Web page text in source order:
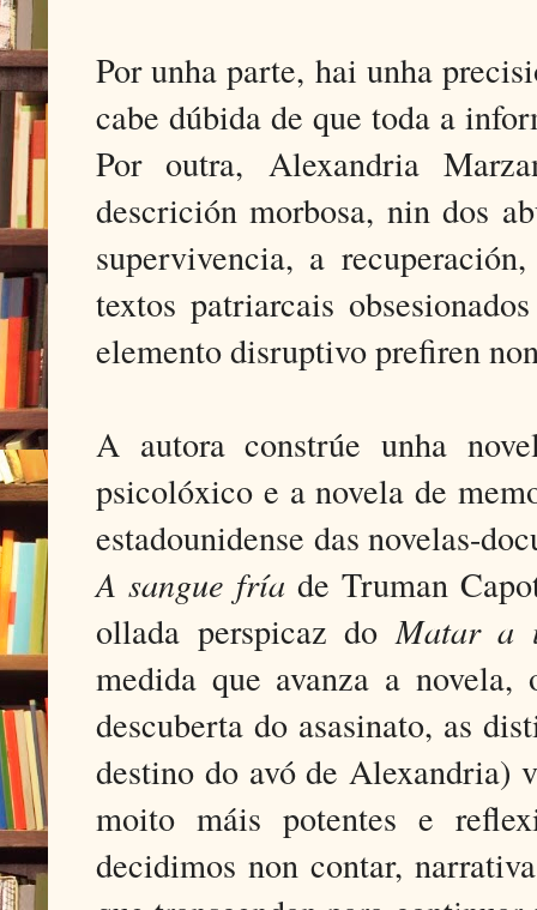
Por unha parte, hai unha
cabe dúbida de que toda a
Por outra, Alexandria
descrición morbosa, nin dos
supervivencia, a
textos patriarcais
elemento disruptivo prefiren
A autora constrúe unha
psicolóxico e a novela de
estadounidense das novelas-
A sangue fría de Truman
ollada perspicaz doMatar a
medida que avanza a
descuberta do asasinato, as
destino do avó de Alexandria)
moito máis potentes e
decidimos non contar,